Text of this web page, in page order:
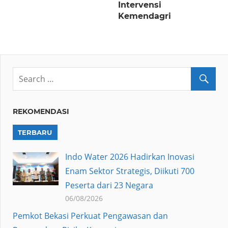
Intervensi
Kemendagri
REKOMENDASI
TERBARU
Indo Water 2026 Hadirkan Inovasi
Enam Sektor Strategis, Diikuti 700
Peserta dari 23 Negara
06/08/2026
Pemkot Bekasi Perkuat Pengawasan dan